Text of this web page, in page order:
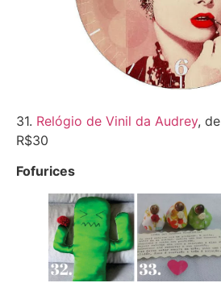
31. Relógio de Vinil da Audrey, de
R$30
Fofurices